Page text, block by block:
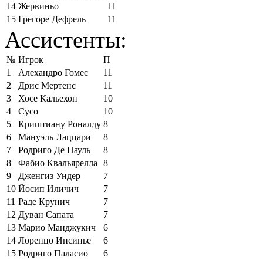
14 Жервиньо
11
15 Грегоре Дефрель 11
Ассистенты:
№ Игрок
П
1
Алехандро Гомес
11
2
Дрис Мертенс
11
3
Хосе Кальехон
10
4
Сусо
10
5
Криштиану Роналду 8
6
Мануэль Лаццари
8
7
Родриго Де Пауль
8
8
Фабио Квальярелла
8
9
Дженгиз Ундер
7
10 Йосип Иличич
7
11 Раде Крунич
7
12 Дуван Сапата
7
13 Марио Манджукич
6
14 Лоренцо Инсинье
6
15 Родриго Паласио 6